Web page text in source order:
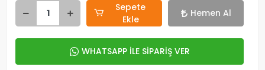
Sepete
Ekle
Hemen Al
WHATSAPP İLE SİPARİŞ VER